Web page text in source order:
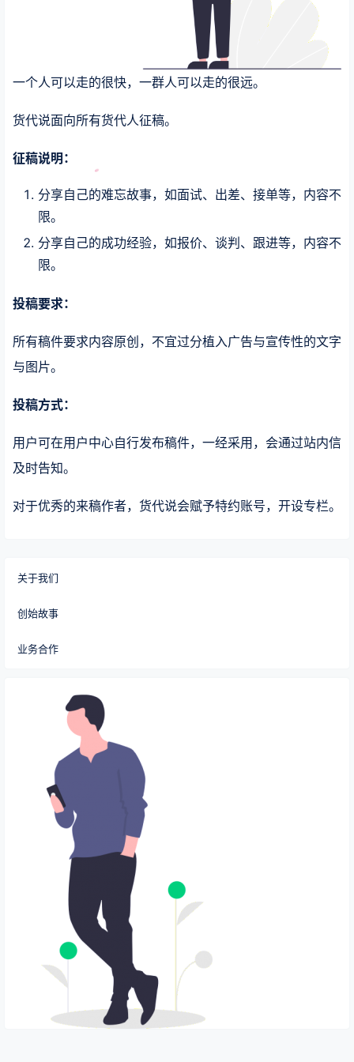
一个人可以走的很快，一群人可以走的很远。
货代说面向所有货代人征稿。
征稿说明：
分享自己的难忘故事，如面试、出差、接单等，内容不
限。
分享自己的成功经验，如报价、谈判、跟进等，内容不
限。
投稿要求：
所有稿件要求内容原创，不宜过分植入广告与宣传性的文字
与图片。
投稿方式：
用户可在用户中心自行发布稿件，一经采用，会通过站内信
及时告知。
对于优秀的来稿作者，货代说会赋予特约账号，开设专栏。
关于我们
创始故事
业务合作